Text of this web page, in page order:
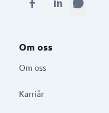
Om oss
Om oss
Karriär